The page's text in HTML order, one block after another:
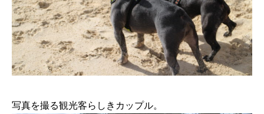
写真を撮る観光客らしきカップル。